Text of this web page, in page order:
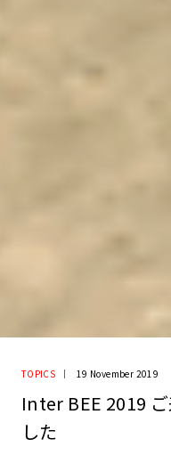
TOPICS 19 November 2019
Inter BEE 2019
した